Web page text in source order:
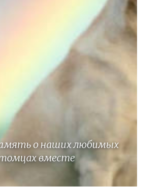
о наших любимых
вместе